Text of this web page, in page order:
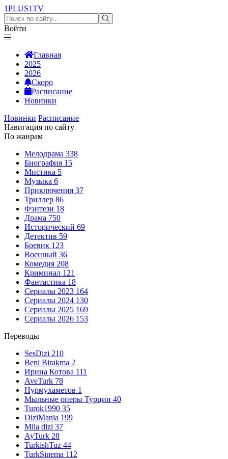
1PLUS1TV
Войти
Главная
2025
2026
Скоро
Расписание
Новинки
Новинки Расписание
Навигация по сайту
По жанрам
Мелодрама 338
Биография 15
Мистика 5
Музыка 6
Приключения 37
Триллер 86
Фэнтези 18
Драма 750
Исторический 69
Детектив 59
Боевик 123
Военный 36
Комедия 208
Криминал 121
Фантастика 18
Сериалы 2023 164
Сериалы 2024 130
Сериалы 2025 169
Сериалы 2026 153
Переводы
SesDizi 210
Beni Birakma 2
Ирина Котова 111
AveTurk 78
Нурмухаметов 1
Мыльные оперы Турции 40
Turok1990 35
DiziMania 199
Mila dizi 37
AyTurk 28
TurkishTuz 44
TurkSinema 112